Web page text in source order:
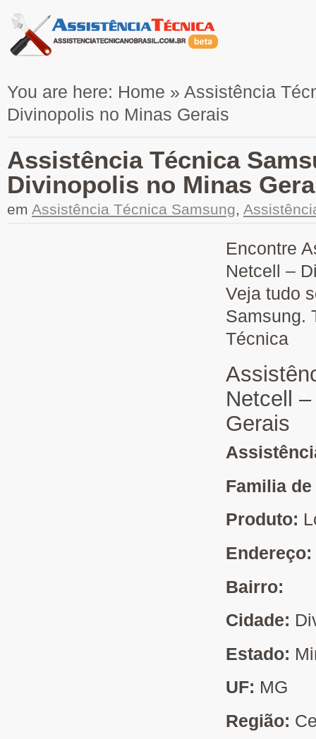
You are here: Home » Assistência
Divinopolis no Minas Gerais
Assistência Técnica
Divinopolis no Minas
em Assistência Técnica Samsung,
Encontre
Netcell –
Veja tudo
Samsung.
Técnica
Netcell
Gerais
Familia
Produto:
Endereço:
Bairro:
Cidade:
Estado:
UF: MG
Região: